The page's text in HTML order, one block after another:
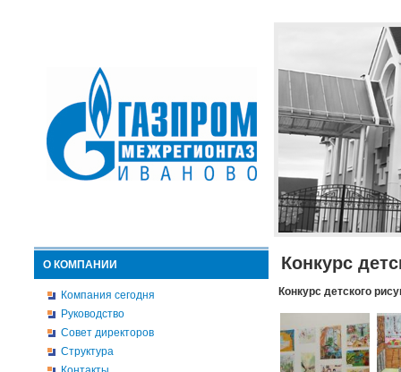
О КОМПАНИИ
Компания сегодня
Руководство
Совет директоров
Структура
Конкурс
Конкурс детского